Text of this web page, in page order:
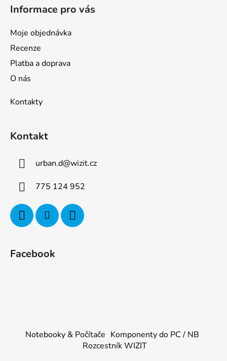
Informace pro vás
Moje objednávka
Recenze
Platba a doprava
O nás
Kontakty
Kontakt
urban.d@wizit.cz
775 124 952
Facebook
Notebooky & Počítače Komponenty do PC / NB
Rozcestník WIZIT